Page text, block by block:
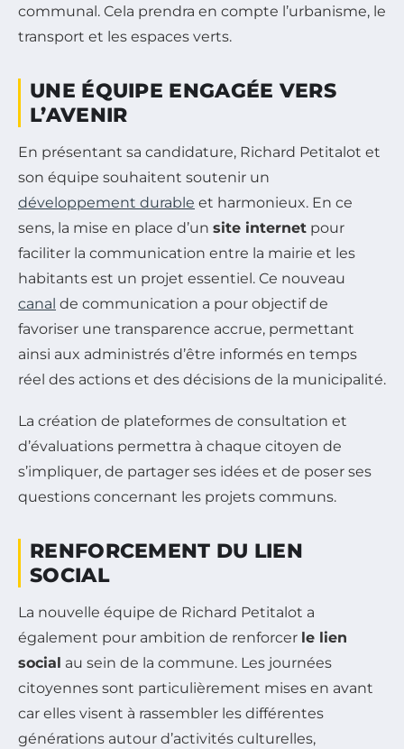
communal. Cela prendra en compte l’urbanisme, le
transport et les espaces verts.
UNE ÉQUIPE ENGAGÉE VERS
L’AVENIR
En présentant sa candidature, Richard Petitalot et
son équipe souhaitent soutenir un
développement durable et harmonieux. En ce
sens, la mise en place d’un site internet pour
faciliter la communication entre la mairie et les
habitants est un projet essentiel. Ce nouveau
canal de communication a pour objectif de
favoriser une transparence accrue, permettant
ainsi aux administrés d’être informés en temps
réel des actions et des décisions de la municipalité.
La création de plateformes de consultation et
d’évaluations permettra à chaque citoyen de
s’impliquer, de partager ses idées et de poser ses
questions concernant les projets communs.
RENFORCEMENT DU LIEN
SOCIAL
La nouvelle équipe de Richard Petitalot a
également pour ambition de renforcer le lien
social au sein de la commune. Les journées
citoyennes sont particulièrement mises en avant
car elles visent à rassembler les différentes
générations autour d’activités culturelles,